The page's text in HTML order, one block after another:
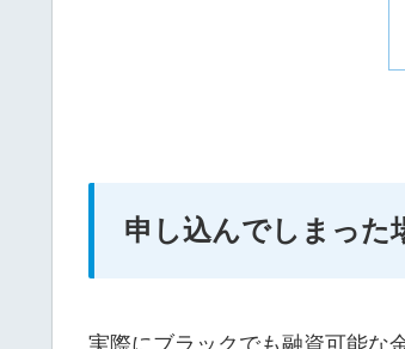
申し込んでしまった
実際にブラックでも融資可能な